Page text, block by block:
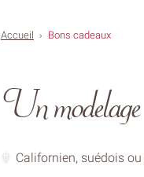
Accueil Bons cadeaux
Un modelage
Californien, suédois